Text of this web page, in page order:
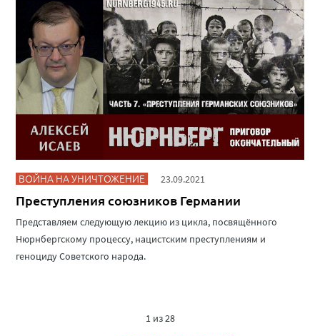
ВОЙНА НА УНИЧТОЖЕНИЕ 23.09.2021
Преступления союзников Германии
Представляем следующую лекцию из цикла, посвящённого
Нюрнбергскому процессу, нацистским преступлениям и
геноциду Советского народа.
1 из 28